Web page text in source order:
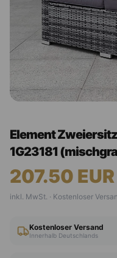
Element
1G23181
207.50 EUR
inkl. MwSt. · Kostenloser
Kostenloser Versand
Innerhalb Deutschlands